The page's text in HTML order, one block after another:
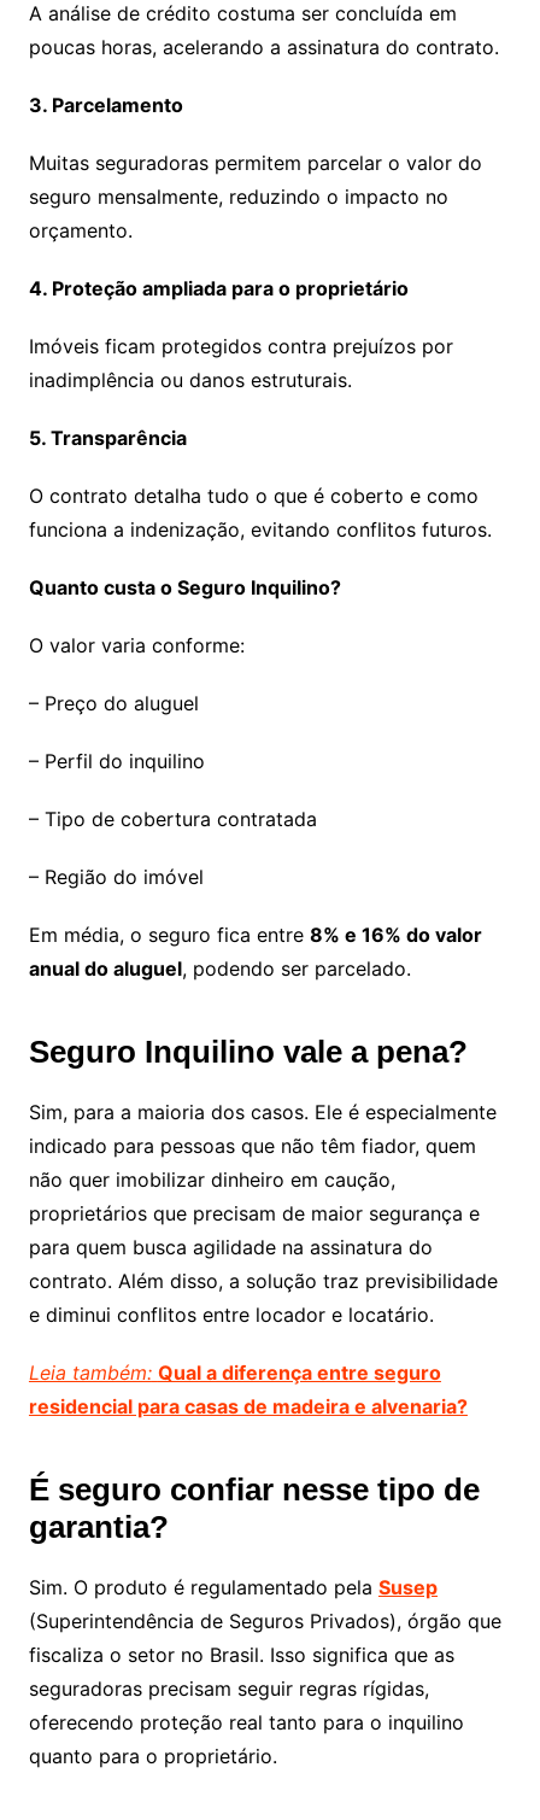
A análise de crédito costuma ser concluída em
poucas horas, acelerando a assinatura do contrato.
3. Parcelamento
Muitas seguradoras permitem parcelar o valor do
seguro mensalmente, reduzindo o impacto no
orçamento.
4. Proteção ampliada para o proprietário
Imóveis ficam protegidos contra prejuízos por
inadimplência ou danos estruturais.
5. Transparência
O contrato detalha tudo o que é coberto e como
funciona a indenização, evitando conflitos futuros.
Quanto custa o Seguro Inquilino?
O valor varia conforme:
– Preço do aluguel
– Perfil do inquilino
– Tipo de cobertura contratada
– Região do imóvel
Em média, o seguro fica entre 8% e 16% do valor
anual do aluguel, podendo ser parcelado.
Seguro Inquilino vale a pena?
Sim, para a maioria dos casos. Ele é especialmente
indicado para pessoas que não têm fiador, quem
não quer imobilizar dinheiro em caução,
proprietários que precisam de maior segurança e
para quem busca agilidade na assinatura do
contrato. Além disso, a solução traz previsibilidade
e diminui conflitos entre locador e locatário.
Leia também: Qual a diferença entre seguro
residencial para casas de madeira e alvenaria?
É seguro confiar nesse tipo de
garantia?
Sim. O produto é regulamentado pela Susep
(Superintendência de Seguros Privados), órgão que
fiscaliza o setor no Brasil. Isso significa que as
seguradoras precisam seguir regras rígidas,
oferecendo proteção real tanto para o inquilino
quanto para o proprietário.